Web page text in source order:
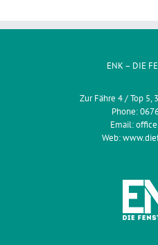
ENK – DIE
Zur Fähre 4 / Top 5,
Phone:
Email:
Web: